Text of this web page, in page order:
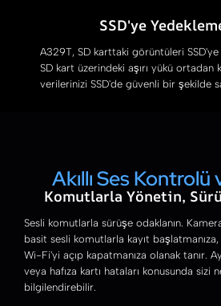
SSD'ye
A329T, SD karttaki görüntüleri
SD kart üzerindeki aşırı yükü ortadan
verilerinizi SSD'de güvenli bir şekilde
Akıllı Ses
Komutlarla Yönetin,
Sesli komutlarla sürüşe odaklanın.
basit sesli komutlarla kayıt
Wi-Fi'yi açıp kapatmanıza olanak tanır.
veya hafıza kartı hataları konusunda sizi
bilgilendirebilir.